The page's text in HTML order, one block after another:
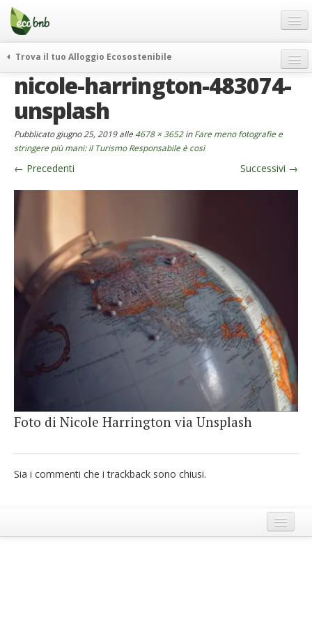
Menu
Salta
contenuto
Offerte Speciali
Regali
FAQ
Chi Siamo
Partner
German
English
Spanish
French
Italiano
Trova il tuo Alloggio Ecosostenibile
weekend green
curiosità
vivere e viaggiare verde
news ed eventi
nicole-harrington-483074-
unsplash
Pubblicatogiugno 25, 2019alle4678 × 3652inFare meno fotografie e
stringere più mani: il Turismo Responsabile è così
← Precedenti Successivi →
Foto di Nicole Harrington via Unsplash
Sia i commenti che i trackback sono chiusi.